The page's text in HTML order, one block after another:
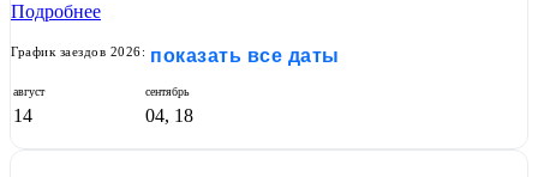
Подробнее
График заездов 2026: показать все даты
август
14
сентябрь
04, 18